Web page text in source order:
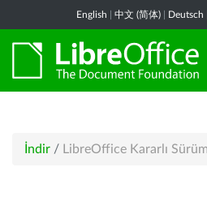
English 中文 (简体) Deutsch
İndir / LibreOffice Kararlı Sürüm